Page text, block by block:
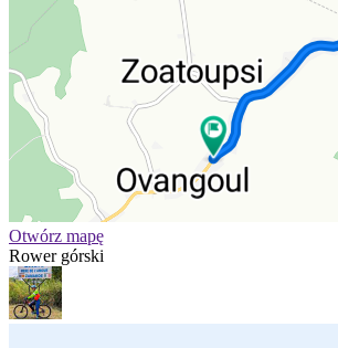
Otwórz mapę
Rower górski